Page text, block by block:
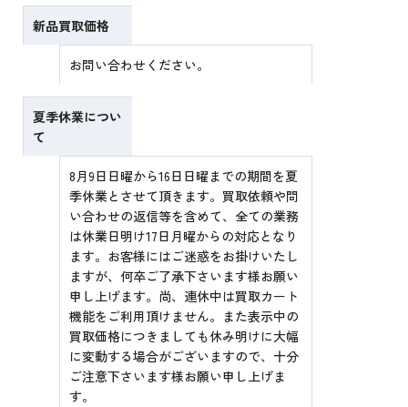
新品買取価格
お問い合わせください。
夏季休業につい
て
8月9日日曜から16日日曜までの期間を夏
季休業とさせて頂きます。買取依頼や問
い合わせの返信等を含めて、全ての業務
は休業日明け17日月曜からの対応となり
ます。お客様にはご迷惑をお掛けいたし
ますが、何卒ご了承下さいます様お願い
申し上げます。尚、連休中は買取カート
機能をご利用頂けません。また表示中の
買取価格につきましても休み明けに大幅
に変動する場合がございますので、十分
ご注意下さいます様お願い申し上げま
す。